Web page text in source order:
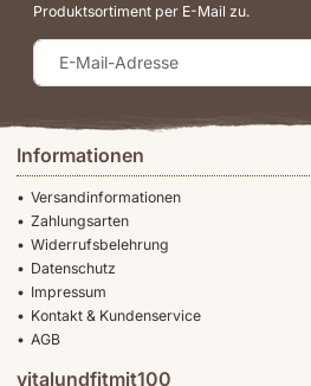
Informationen
Versandinformationen
Zahlungsarten
Widerrufsbelehrung
Datenschutz
Impressum
Kontakt & Kundenservice
AGB
vitalundfitmit100
Produktsortiment per E-Mail zu.